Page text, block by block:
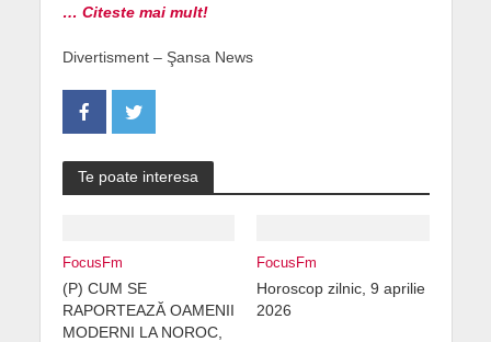
… Citeste mai mult!
Divertisment – Şansa News
Te poate interesa
FocusFm
(P) CUM SE
RAPORTEAZĂ OAMENII
MODERNI LA NOROC,
FocusFm
Horoscop zilnic, 9 aprilie
2026